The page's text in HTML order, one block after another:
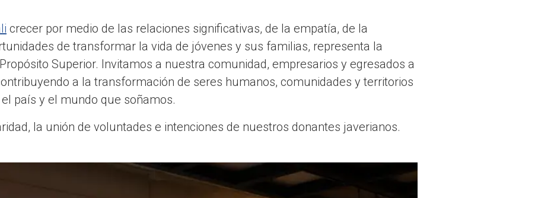
crecer por medio de las relaciones significativas, de la empatía, de la
de transformar la vida de jóvenes y sus familias, representa la
Superior. Invitamos a nuestra comunidad, empresarios y egresados a
a la transformación de seres humanos, comunidades y territorios
país y el mundo que soñamos.
la unión de voluntades e intenciones de nuestros donantes javerianos.